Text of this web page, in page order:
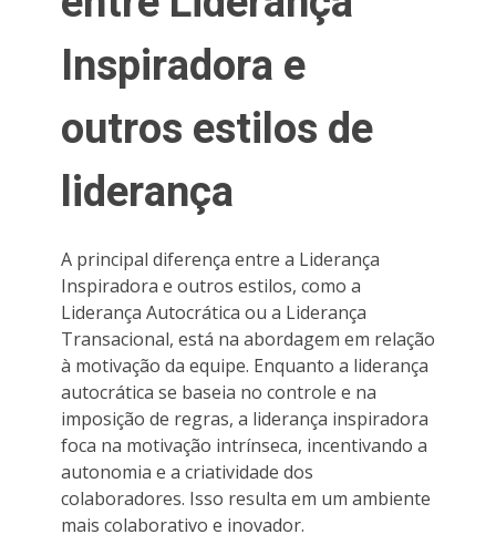
Inspiradora e
outros estilos de
liderança
A principal diferença entre a Liderança
Inspiradora e outros estilos, como a
Liderança Autocrática ou a Liderança
Transacional, está na abordagem em relação
à motivação da equipe. Enquanto a liderança
autocrática se baseia no controle e na
imposição de regras, a liderança inspiradora
foca na motivação intrínseca, incentivando a
autonomia e a criatividade dos
colaboradores. Isso resulta em um ambiente
mais colaborativo e inovador.